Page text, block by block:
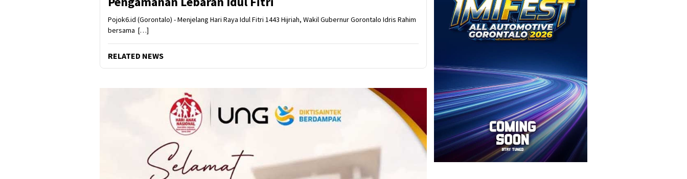
Pojok6.id (Gorontalo) - Menjelang Hari Raya Idul Fitri 1443 Hijriah, Wakil Gubernur Gorontalo Idris Rahim
bersama […]
RELATED NEWS